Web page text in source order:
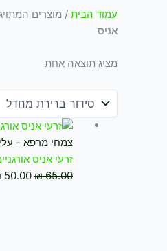
עמוד הבית / מוצרים
אניס
מציג תוצאה אחת
צמחי מרפא -
זרעי אניס אורגניים
₪65.00
המחיר
המקורי
היה:
₪ 65.00.
50.00